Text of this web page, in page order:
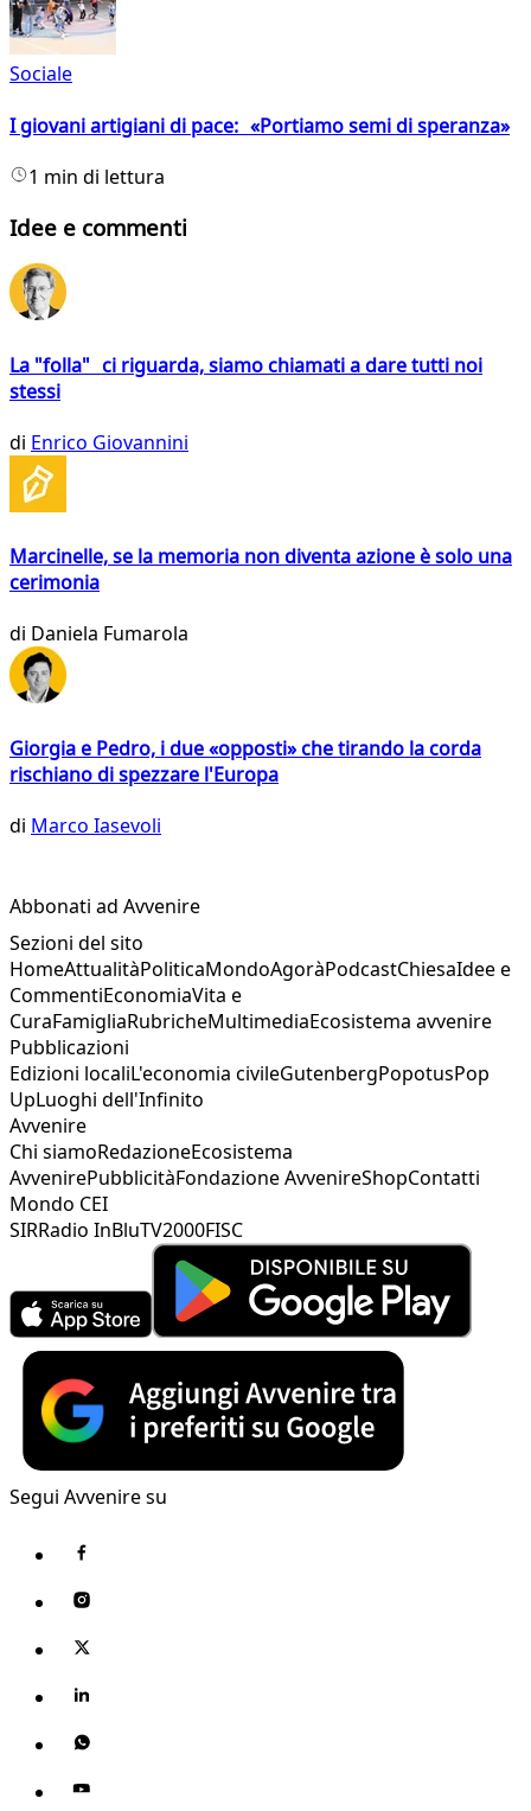
Sociale
I giovani artigiani di pace: «Portiamo semi di speranza»
1 min di lettura
Idee e commenti
La "folla" ci riguarda, siamo chiamati a dare tutti noi
stessi
di Enrico Giovannini
Marcinelle, se la memoria non diventa azione è solo una
cerimonia
di Daniela Fumarola
Giorgia e Pedro, i due «opposti» che tirando la corda
rischiano di spezzare l'Europa
di Marco Iasevoli
Abbonati ad Avvenire
Sezioni del sito
HomeAttualitàPoliticaMondoAgoràPodcastChiesaIdee e
CommentiEconomiaVita e
CuraFamigliaRubricheMultimediaEcosistema avvenire
Pubblicazioni
Edizioni localiL'economia civileGutenbergPopotusPop
UpLuoghi dell'Infinito
Avvenire
Chi siamoRedazioneEcosistema
AvvenirePubblicitàFondazione AvvenireShopContatti
Mondo CEI
SIRRadio InBluTV2000FISC
Segui Avvenire su